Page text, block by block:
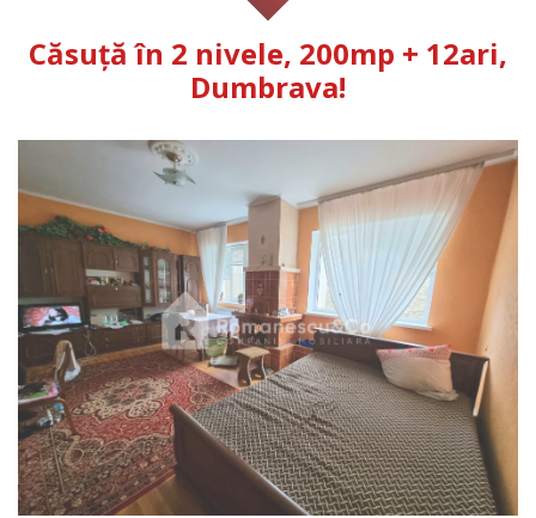
Căsuță în 2 nivele, 200mp + 12ari,
Dumbrava!